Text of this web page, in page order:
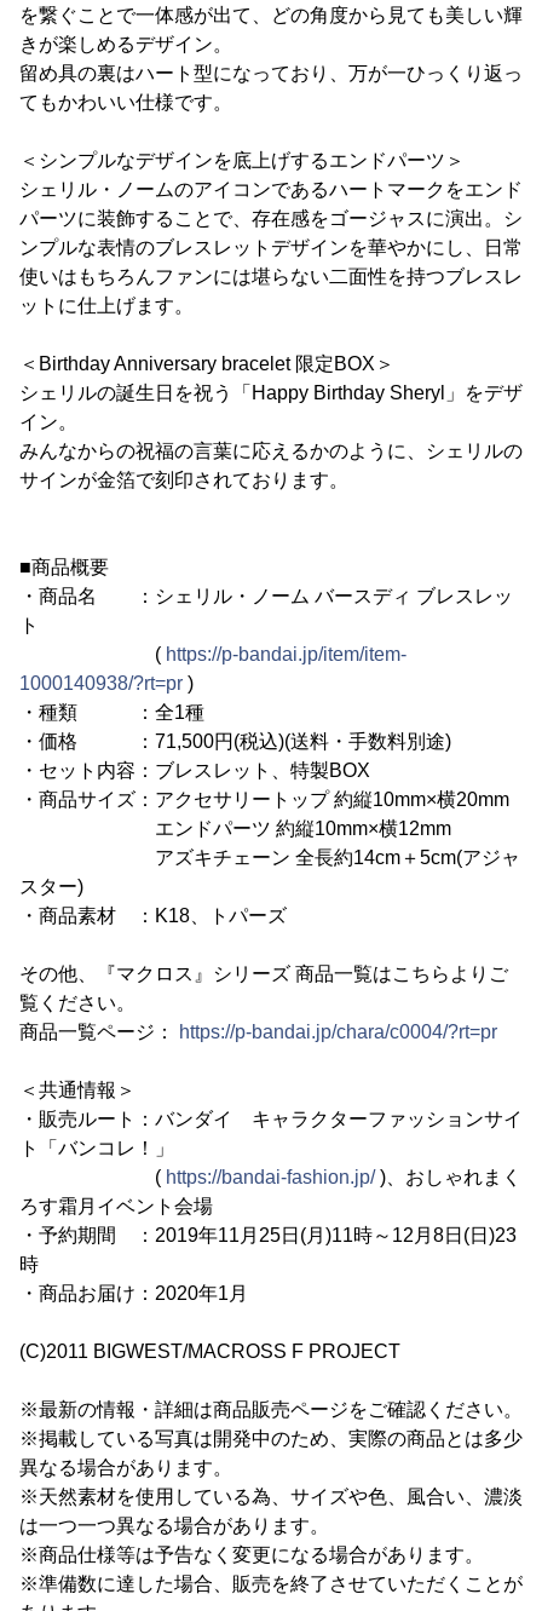
を繋ぐことで一体感が出て、どの角度から見ても美しい輝
きが楽しめるデザイン。
留め具の裏はハート型になっており、万が一ひっくり返っ
てもかわいい仕様です。
＜シンプルなデザインを底上げするエンドパーツ＞
シェリル・ノームのアイコンであるハートマークをエンド
パーツに装飾することで、存在感をゴージャスに演出。シ
ンプルな表情のブレスレットデザインを華やかにし、日常
使いはもちろんファンには堪らない二面性を持つブレスレ
ットに仕上げます。
＜Birthday Anniversary bracelet 限定BOX＞
シェリルの誕生日を祝う「Happy Birthday Sheryl」をデザ
イン。
みんなからの祝福の言葉に応えるかのように、シェリルの
サインが金箔で刻印されております。
■商品概要
・商品名 ：シェリル・ノーム バースディ ブレスレッ
ト
( https://p-bandai.jp/item/item-
1000140938/?rt=pr )
・種類 ：全1種
・価格 ：71,500円(税込)(送料・手数料別途)
・セット内容：ブレスレット、特製BOX
・商品サイズ：アクセサリートップ 約縦10mm×横20mm
エンドパーツ 約縦10mm×横12mm
アズキチェーン 全長約14cm＋5cm(アジャ
スター)
・商品素材 ：K18、トパーズ
その他、『マクロス』シリーズ 商品一覧はこちらよりご
覧ください。
商品一覧ページ：
https://p-bandai.jp/chara/c0004/?rt=pr
＜共通情報＞
・販売ルート：バンダイ キャラクターファッションサイ
ト「バンコレ！」
( https://bandai-fashion.jp/)、おしゃれまく
ろす霜月イベント会場
・予約期間 ：2019年11月25日(月)11時～12月8日(日)23
時
・商品お届け：2020年1月
(C)2011 BIGWEST/MACROSS F PROJECT
※最新の情報・詳細は商品販売ページをご確認ください。
※掲載している写真は開発中のため、実際の商品とは多少
異なる場合があります。
※天然素材を使用している為、サイズや色、風合い、濃淡
は一つ一つ異なる場合があります。
※商品仕様等は予告なく変更になる場合があります。
※準備数に達した場合、販売を終了させていただくことが